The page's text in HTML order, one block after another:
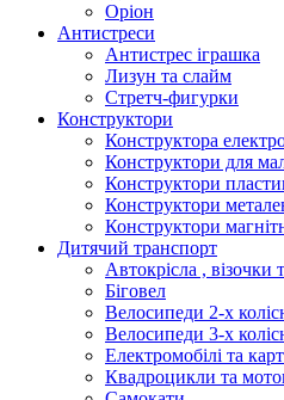
Оріон
Антистреси
Антистрес іграшка
Лизун та слайм
Стретч-фигурки
Конструктори
Конструктора
Конструктори для
Конструктори
Конструктори
Конструктори
Дитячий транспорт
Автокрісла , візочки
Біговел
Велосипеди 2-х
Велосипеди 3-х
Електромобілі та
Квадроцикли та